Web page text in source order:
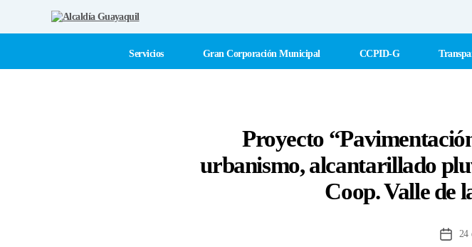
Servicios
Gran Corporación Municipal CCPID-G
Proyecto
urbanismo, alcantarillado
Coop. Valle de
Fecha
24